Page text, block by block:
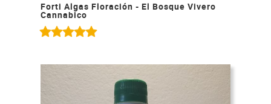
Forti Algas Floración - El Bosque Vivero
Cannabico